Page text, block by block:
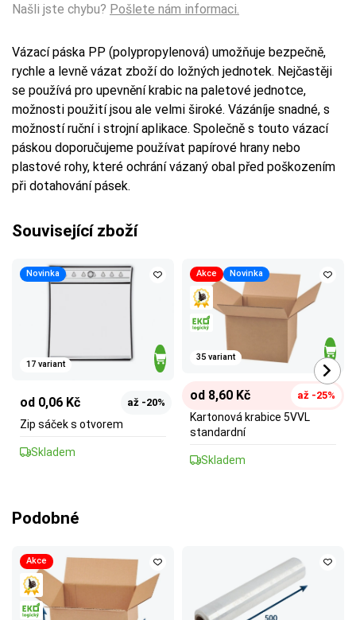
Našli jste chybu? Pošlete nám informaci.
Vázací páska PP (polypropylenová) umožňuje bezpečně,
rychle a levně vázat zboží do ložných jednotek. Nejčastěji
se používá pro upevnění krabic na paletové jednotce,
možnosti použití jsou ale velmi široké. Vázáníje snadné, s
možností ruční i strojní aplikace. Společně s touto vázací
páskou doporučujeme používat papírové hrany nebo
plastové rohy, které ochrání vázaný obal před poškozením
při dotahování pásek.
Související zboží
Novinka
17 variant
od 0,06 Kč až -20%
Zip sáček s otvorem
Skladem
Akce Novinka
35 variant
od 8,60 Kč až -25%
Kartonová krabice 5VVL
standardní
Skladem
Podobné
Akce